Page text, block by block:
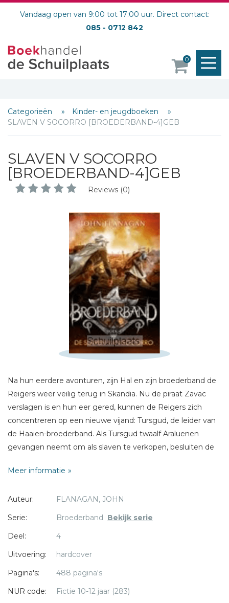
Vandaag open van 9:00 tot 17:00 uur. Direct contact:
085 - 0712 842
0
Categorieën
Kinder- en jeugdboeken
SLAVEN V SOCORRO [BROEDERBAND-4]GEB
SLAVEN V SOCORRO
[BROEDERBAND-4]GEB
Reviews (0)
Na hun eerdere avonturen, zijn Hal en zijn broederband de
Reigers weer veilig terug in Skandia. Nu de piraat Zavac
verslagen is en hun eer gered, kunnen de Reigers zich
concentreren op een nieuwe vijand: Tursgud, de leider van
de Haaien-broederband. Als Tursgud twaalf Araluenen
gevangen neemt om als slaven te verkopen, besluiten de
Gilan, een oude bekende uit het Grijze Jager-korps.
Meer informatie
Auteur:
FLANAGAN, JOHN
Serie:
Broederband Bekijk serie
Deel:
4
Uitvoering:
hardcover
Pagina's:
488 pagina's
NUR code:
Fictie 10-12 jaar (283)
Schrijf hieronder je review!
Naam *
E-mail *
Titel *
Bericht *
* = verplicht